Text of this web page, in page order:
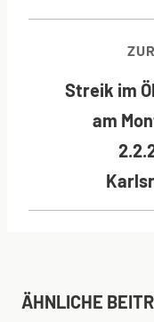
Streik im
am
ÄHNLICHE